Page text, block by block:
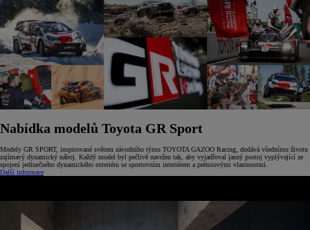
Nabídka modelů Toyota GR Sport
Modely GR SPORT, inspirované světem závodního týmu TOYOTA GAZOO Racing, dodává všednímu životu
zajímavý dynamický náboj. Každý model byl pečlivě navržen tak, aby vyjadřoval jasný postoj vyplývající ze
spojení jedinečného dynamického exteriéru se sportovním interiérem a prémiovými vlastnostmi.
Další informace